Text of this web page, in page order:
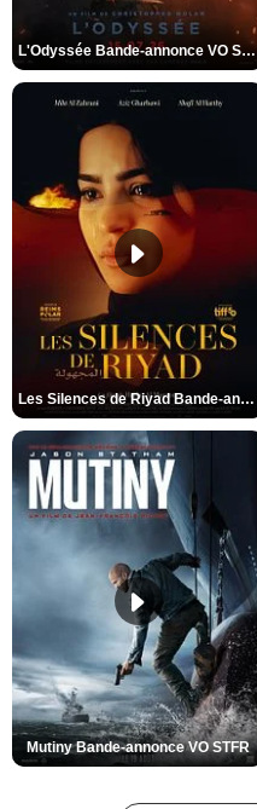
L'Odyssée Bande-annonce VO STFR
Les Silences de Riyad Bande-annonce VO STFR
Mutiny Bande-annonce VO STFR